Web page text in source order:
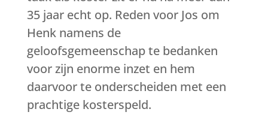
35 jaar echt op. Reden voor Jos om
Henk namens de
geloofsgemeenschap te bedanken
voor zijn enorme inzet en hem
daarvoor te onderscheiden met een
prachtige kosterspeld.